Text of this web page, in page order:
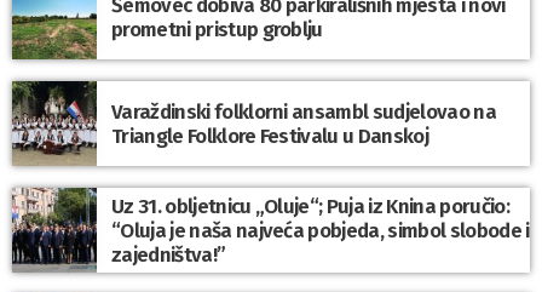
Šemovec dobiva 80 parkirališnih mjesta i novi
prometni pristup groblju
Varaždinski folklorni ansambl sudjelovao na
Triangle Folklore Festivalu u Danskoj
Uz 31. obljetnicu „Oluje“; Puja iz Knina poručio:
“Oluja je naša najveća pobjeda, simbol slobode i
zajedništva!”